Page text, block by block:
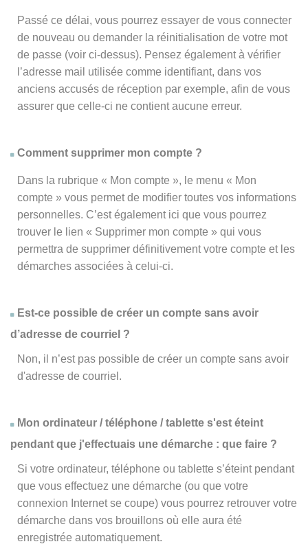
Passé ce délai, vous pourrez essayer de vous connecter
de nouveau ou demander la réinitialisation de votre mot
de passe (voir ci-dessus). Pensez également à vérifier
l’adresse mail utilisée comme identifiant, dans vos
anciens accusés de réception par exemple, afin de vous
assurer que celle-ci ne contient aucune erreur.
Comment supprimer mon compte ?
Dans la rubrique « Mon compte », le menu « Mon
compte » vous permet de modifier toutes vos informations
personnelles. C’est également ici que vous pourrez
trouver le lien « Supprimer mon compte » qui vous
permettra de supprimer définitivement votre compte et les
démarches associées à celui-ci.
Est-ce possible de créer un compte sans avoir
d’adresse de courriel ?
Non, il n’est pas possible de créer un compte sans avoir
d'adresse de courriel.
Mon ordinateur / téléphone / tablette s'est éteint
pendant que j'effectuais une démarche : que faire ?
Si votre ordinateur, téléphone ou tablette s’éteint pendant
que vous effectuez une démarche (ou que votre
connexion Internet se coupe) vous pourrez retrouver votre
démarche dans vos brouillons où elle aura été
enregistrée automatiquement.